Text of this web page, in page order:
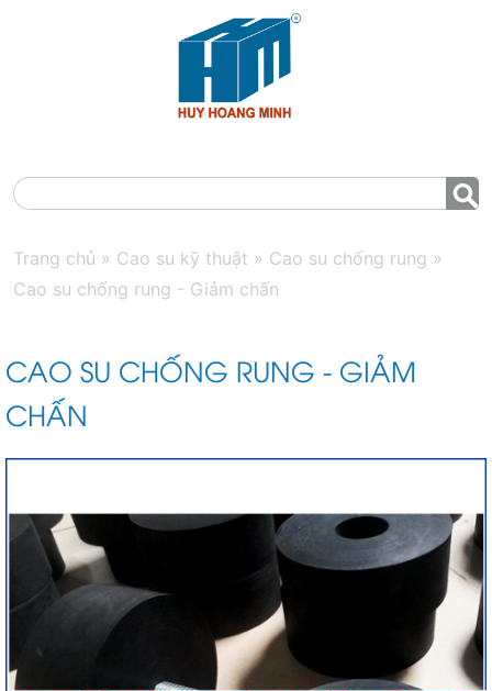
Trang chủ » Cao su kỹ thuật » Cao su chống rung »
Cao su chống rung - Giảm chấn
CAO SU CHỐNG RUNG - GIẢM
CHẤN